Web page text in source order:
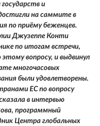
и
на саммите в
по приёму беженцев.
Джузеппе Конти
по итогам встречи,
вопросу, и выдвинул
многочасовых
были удовлетворены.
ЕС по вопросу
в интервью
программный
Центра глобальных